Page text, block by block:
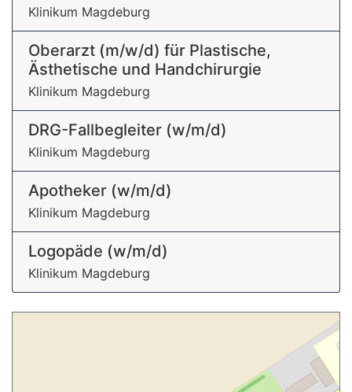
Klinikum Magdeburg
Oberarzt (m/w/d) für Plastische,
Ästhetische und Handchirurgie
Klinikum Magdeburg
DRG-Fallbegleiter (w/m/d)
Klinikum Magdeburg
Apotheker (w/m/d)
Klinikum Magdeburg
Logopäde (w/m/d)
Klinikum Magdeburg